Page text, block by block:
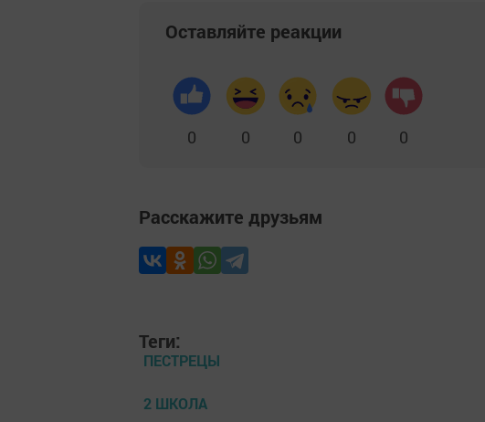
Оставляйте реакции
0 0 0 0 0
Расскажите друзьям
Теги:
ПЕСТРЕЦЫ
2 ШКОЛА